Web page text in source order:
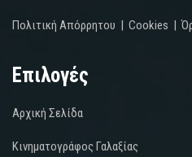
Πολιτική Απόρρητου | Cookies |
Επιλογές
Αρχική Σελίδα
Κινηματογράφος Γαλαξίας